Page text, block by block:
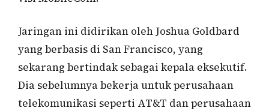
Jaringan ini didirikan oleh Joshua Goldbard
yang berbasis di San Francisco, yang
sekarang bertindak sebagai kepala eksekutif.
Dia sebelumnya bekerja untuk perusahaan
telekomunikasi seperti AT&T dan perusahaan